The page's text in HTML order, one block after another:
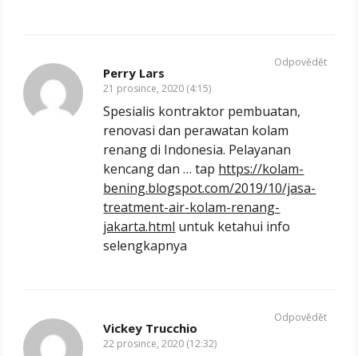
Perry Lars
21 prosince, 2020 (4:15)
Spesialis kontraktor pembuatan,
renovasi dan perawatan kolam
renang di Indonesia. Pelayanan
kencang dan … tap https://kolam-
bening.blogspot.com/2019/10/jasa-
treatment-air-kolam-renang-
jakarta.html untuk ketahui info
selengkapnya
Odpovědět
Vickey Trucchio
22 prosince, 2020 (12:32)
Odpovědět